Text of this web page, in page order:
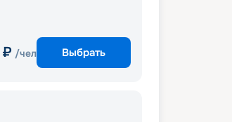
₽ /чел Выбрать